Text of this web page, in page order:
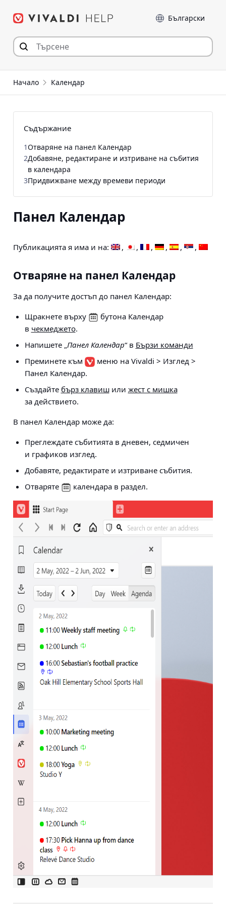
към съдържанието
Език
Начало Календар
Панел Календар
Публикацията я има и на:
Отваряне на панел Календар
За да получите достъп до панел Календар:
Щракнете върху
бутона Календар
в чекмеджето.
Напишете „Панел Календар“ в Бързи команди
Преминете към
меню на Vivaldi > Изглед >
Панел Календар.
Създайте бърз клавишили жест с мишка
за действието.
В панел Календар може да:
Преглеждате събитията в дневен, седмичен
и графиков изглед.
Добавяте, редактирате и изтриване събития.
Отваряте
календара в раздел.
Съдържание
1Отваряне на панел Календар
2Добавяне, редактиране и изтриване на събития
в календара
3Придвижване между времеви периоди